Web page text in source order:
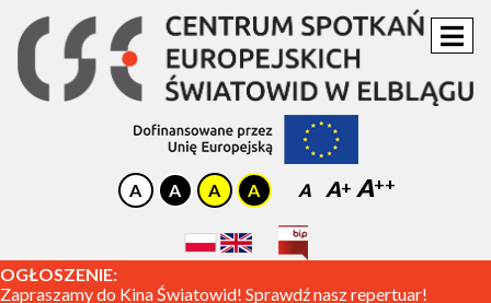
A A A
OGŁOSZENIE:
Zapraszamy do Kina Światowid! Sprawdź nasz repertuar!